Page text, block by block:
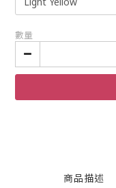
數量
商品描述